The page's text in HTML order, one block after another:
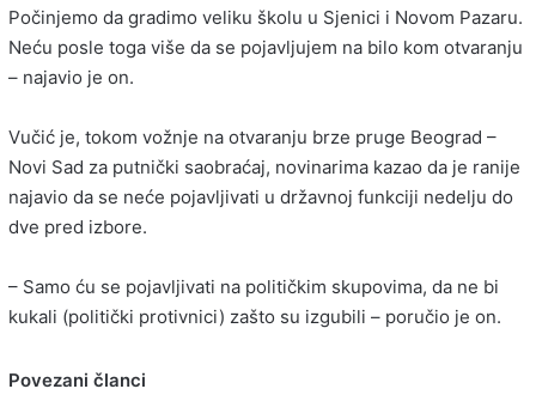
Počinjemo da gradimo veliku školu u Sjenici i Novom Pazaru.
Neću posle toga više da se pojavljujem na bilo kom otvaranju
– najavio je on.
Vučić je, tokom vožnje na otvaranju brze pruge Beograd –
Novi Sad za putnički saobraćaj, novinarima kazao da je ranije
najavio da se neće pojavljivati u državnoj funkciji nedelju do
dve pred izbore.
– Samo ću se pojavljivati na političkim skupovima, da ne bi
kukali (politički protivnici) zašto su izgubili – poručio je on.
Povezani članci